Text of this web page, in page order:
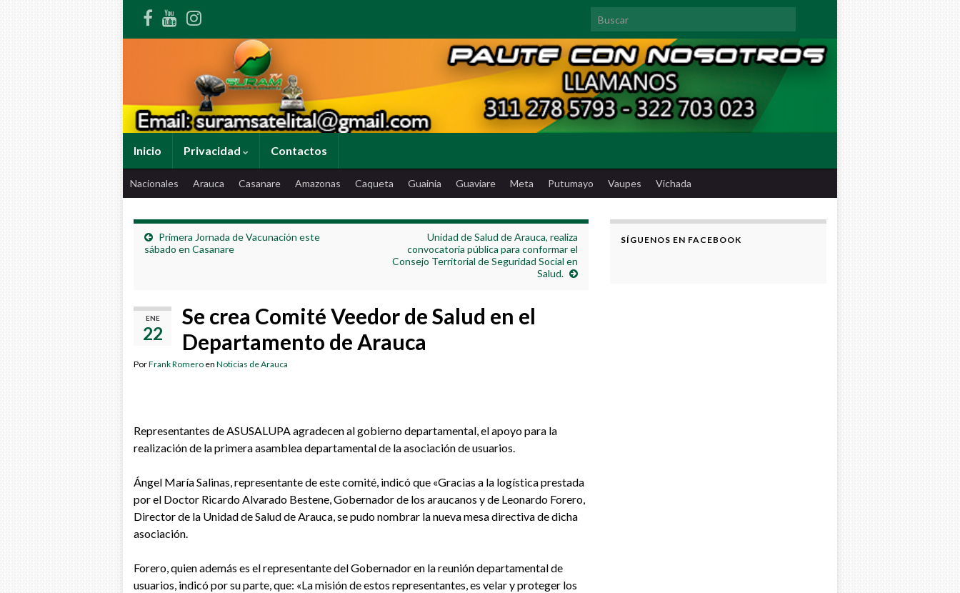
Search for:
Inicio Privacidad Contactos
Nacionales Arauca Casanare Amazonas Caqueta Guainia Guaviare Meta Putumayo Vaupes Vichada
Primera Jornada de Vacunación este
sábado en Casanare
Unidad de Salud de Arauca, realiza
convocatoria pública para conformar el
Consejo Territorial de Seguridad Social en
Salud.
ENE
22
Se crea Comité Veedor de Salud en el
Departamento de Arauca
PorFrank Romero en Noticias de Arauca
Representantes de ASUSALUPA agradecen al gobierno departamental, el apoyo para la
realización de la primera asamblea departamental de la asociación de usuarios.
Ángel María Salinas, representante de este comité, indicó que «Gracias a la logística prestada
por el Doctor Ricardo Alvarado Bestene, Gobernador de los araucanos y de Leonardo Forero,
Director de la Unidad de Salud de Arauca, se pudo nombrar la nueva mesa directiva de dicha
asociación.
Forero, quien además es el representante del Gobernador en la reunión departamental de
usuarios, indicó por su parte, que: «La misión de estos representantes, es velar y proteger los
SÍGUENOS EN FACEBOOK